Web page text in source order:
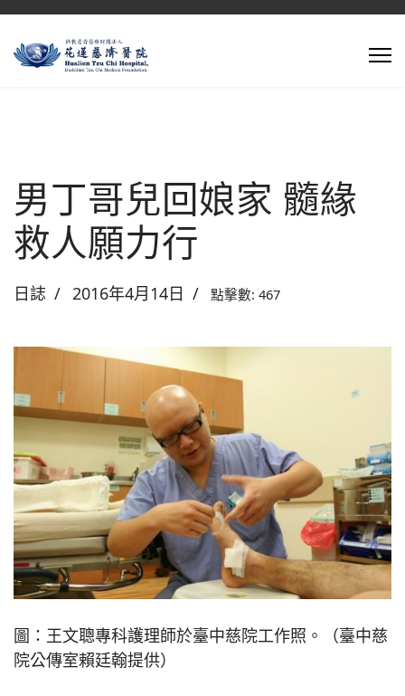
男丁哥兒回娘家 髓緣
救人願力行
日誌 2016年4月14日 點擊數: 467
圖：王文聰專科護理師於臺中慈院工作照。（臺中慈
院公傳室賴廷翰提供）